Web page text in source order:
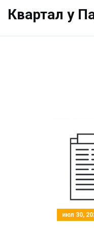
Квартал у
июл 30,